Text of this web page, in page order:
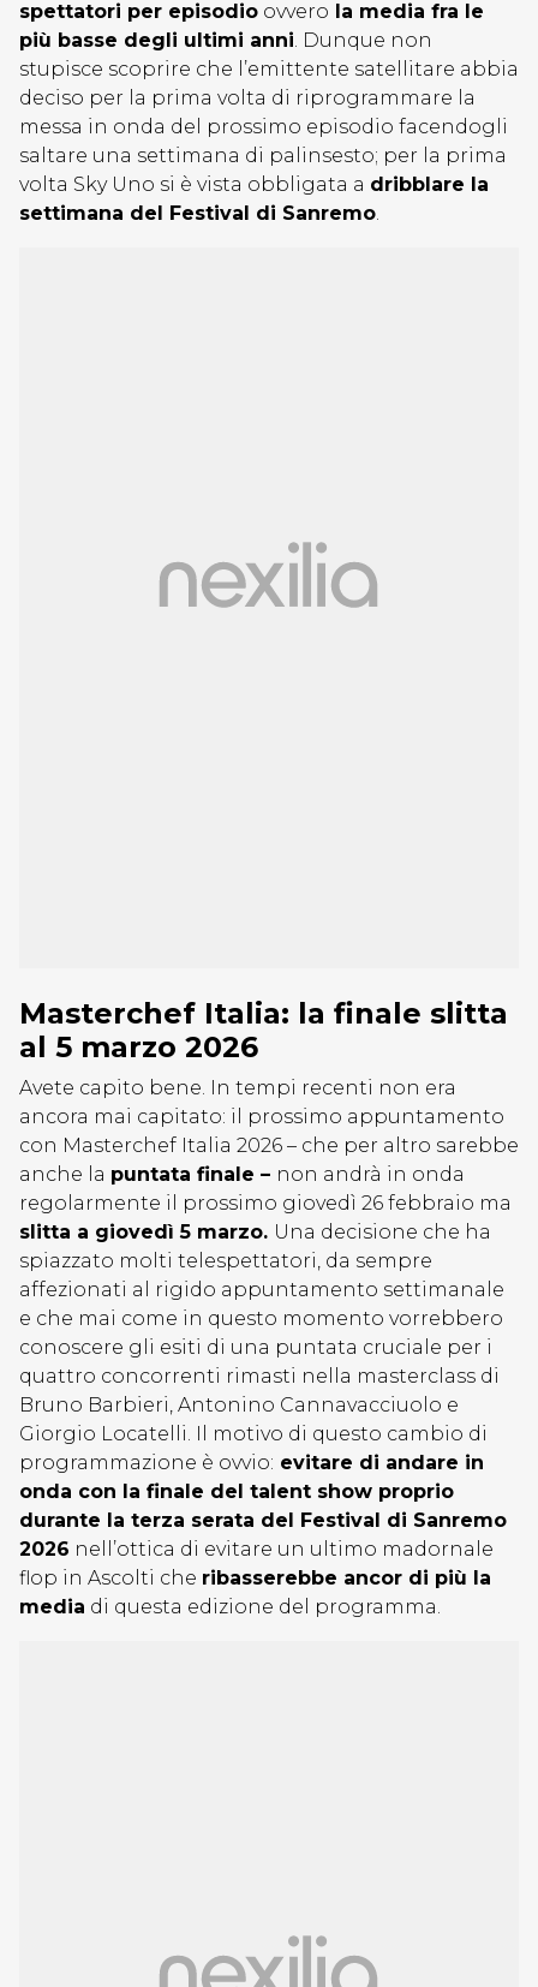
spettatori per episodio ovvero la media fra le
più basse degli ultimi anni. Dunque non
stupisce scoprire che l’emittente satellitare abbia
deciso per la prima volta di riprogrammare la
messa in onda del prossimo episodio facendogli
saltare una settimana di palinsesto; per la prima
volta Sky Uno si è vista obbligata a dribblare la
settimana del Festival di Sanremo.
Masterchef Italia: la finale slitta
al 5 marzo 2026
Avete capito bene. In tempi recenti non era
ancora mai capitato: il prossimo appuntamento
con Masterchef Italia 2026 – che per altro sarebbe
anche la puntata finale – non andrà in onda
regolarmente il prossimo giovedì 26 febbraio ma
slitta a giovedì 5 marzo. Una decisione che ha
spiazzato molti telespettatori, da sempre
affezionati al rigido appuntamento settimanale
e che mai come in questo momento vorrebbero
conoscere gli esiti di una puntata cruciale per i
quattro concorrenti rimasti nella masterclass di
Bruno Barbieri, Antonino Cannavacciuolo e
Giorgio Locatelli. Il motivo di questo cambio di
programmazione è ovvio: evitare di andare in
onda con la finale del talent show proprio
durante la terza serata del Festival di Sanremo
2026 nell’ottica di evitare un ultimo madornale
flop in Ascolti che ribasserebbe ancor di più la
media di questa edizione del programma.